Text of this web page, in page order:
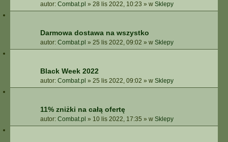
autor: Combat.pl » 28 lis 2022, 10:23 » w Sklepy
Darmowa dostawa na wszystko
autor: Combat.pl » 25 lis 2022, 09:02 » w Sklepy
Black Week 2022
autor: Combat.pl » 25 lis 2022, 09:02 » w Sklepy
11% zniżki na całą ofertę
autor: Combat.pl » 10 lis 2022, 17:35 » w Sklepy